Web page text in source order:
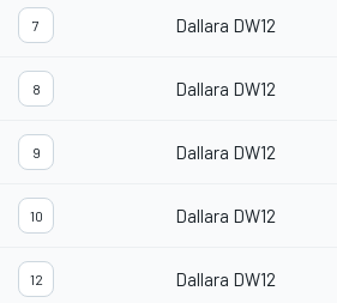
7 Dallara DW12
8 Dallara DW12
9 Dallara DW12
10 Dallara DW12
12 Dallara DW12